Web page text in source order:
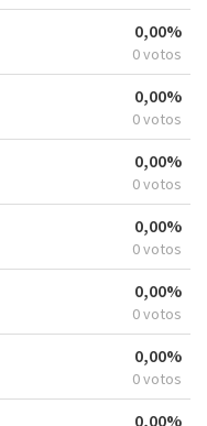
0,00%
0 votos
0,00%
0 votos
0,00%
0 votos
0,00%
0 votos
0,00%
0 votos
0,00%
0 votos
0,00%